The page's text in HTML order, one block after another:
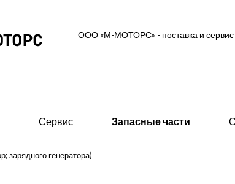
ООО «М-МОТОРС» - поставка и
Сервис Запасные части
зарядного генератора)